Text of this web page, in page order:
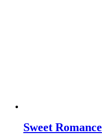
Sweet Romance